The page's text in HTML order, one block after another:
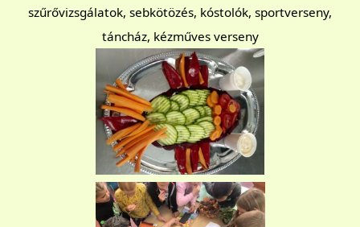
szűrővizsgálatok, sebkötözés, kóstolók, sportverseny,
táncház, kézműves verseny